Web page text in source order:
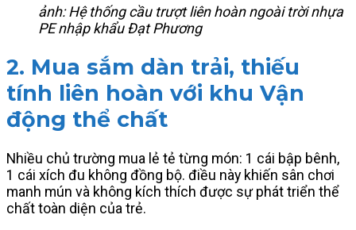
ảnh: Hệ thống cầu trượt liên hoàn ngoài trời nhựa
PE nhập khẩu Đạt Phương
2. Mua sắm dàn trải, thiếu
tính liên hoàn với khu Vận
động thể chất
Nhiều chủ trường mua lẻ tẻ từng món: 1 cái bập bênh,
1 cái xích đu không đồng bộ. điều này khiến sân chơi
manh mún và không kích thích được sự phát triển thể
chất toàn diện của trẻ.